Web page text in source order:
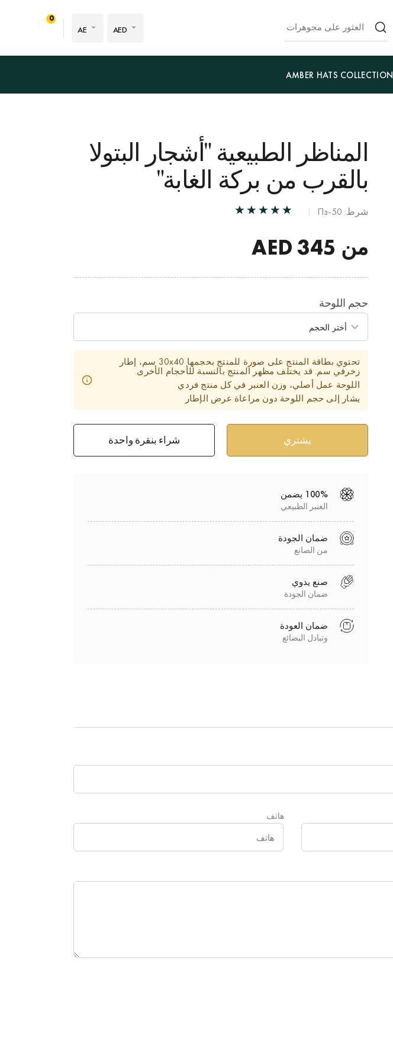
AED
AE
0
AMBER HATS COLLECTION
المناظر الطبيعية "أشجار البتولا
بالقرب من بركة الغابة"
شرط: Пз-50
من
حجم اللوحة
تحتوي بطاقة المنتج على صورة للمنتج بحجمها 30x40 سم، إطار
زخرفي سم. قد يختلف مظهر المنتج بالنسبة للأحجام الأخرى.
اللوحة عمل أصلي، وزن العنبر في كل منتج فردي
يشار إلى حجم اللوحة دون مراعاة عرض الإطار
شراء بنقرة واحدة
100% يضمن
العنبر الطبيعي
ضمان الجودة
من الصانع
صنع يدوي
ضمان الجودة
ضمان العودة
وتبادل البضائع
هاتف